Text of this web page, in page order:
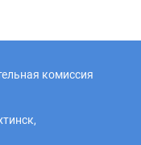
комиссия